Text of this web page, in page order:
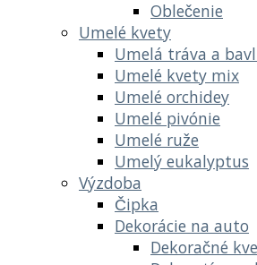
Oblečenie
Umelé kvety
Umelá tráva a
Umelé kvety mix
Umelé orchidey
Umelé pivónie
Umelé ruže
Umelý eukalyptus
Výzdoba
Čipka
Dekorácie na auto
Dekoračné